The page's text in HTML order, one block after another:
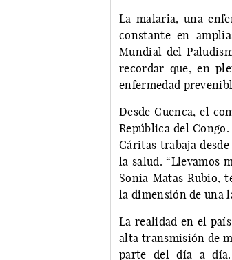
La malaria, una
constante en
Mundial del
recordar que, en
enfermedad
Desde Cuenca, el
República del
Cáritas trabaja
la salud. “Llevamos
Sonia Matas Rubio,
la dimensión de una
La realidad en el
alta transmisión de
parte del día a día.